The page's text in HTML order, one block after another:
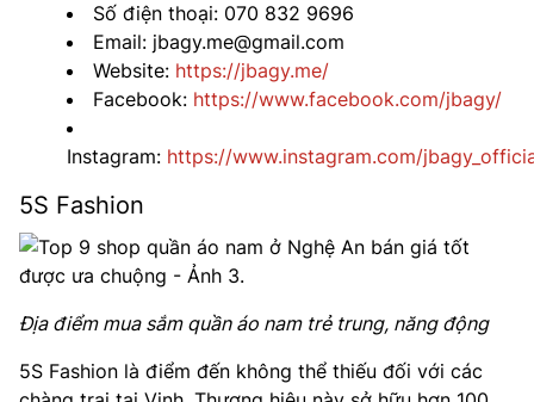
Số điện thoại: 070 832 9696
Email: jbagy.me@gmail.com
Website: https://jbagy.me/
Facebook: https://www.facebook.com/jbagy/
Instagram: https://www.instagram.com/
5S Fashion
Địa điểm mua sắm quần áo nam trẻ trung, năng động
5S Fashion là điểm đến không thể thiếu đối với các